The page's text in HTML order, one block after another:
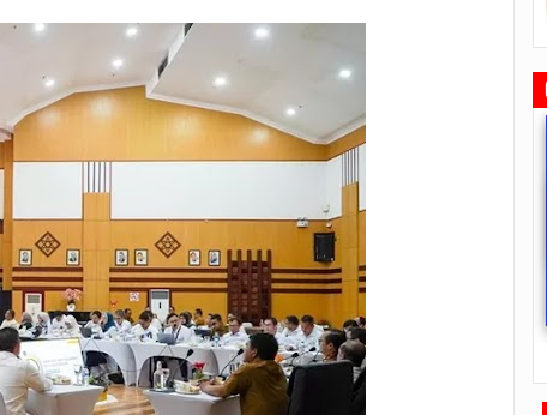
Safari Ramadhan Walikota Ajang
Silahturahmi Dan Komunikasi
Dengan Masyarakat
2019/05/140 Comments
Ketua DPRD Tanjungpinang
Memimpin Rapat Paripurna
Pengesahan Ranperda Perubahan
APBD TA 2022 Menjadi Perda
2022/09/24 0 Comments
Rapat Paripurna Memperingati
HUT Otonom ke 20 Tahun, Walikota